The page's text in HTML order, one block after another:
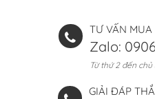
TƯ VẤN
Zalo:
Từ thứ 2 đến chủ
GIẢI ĐÁP